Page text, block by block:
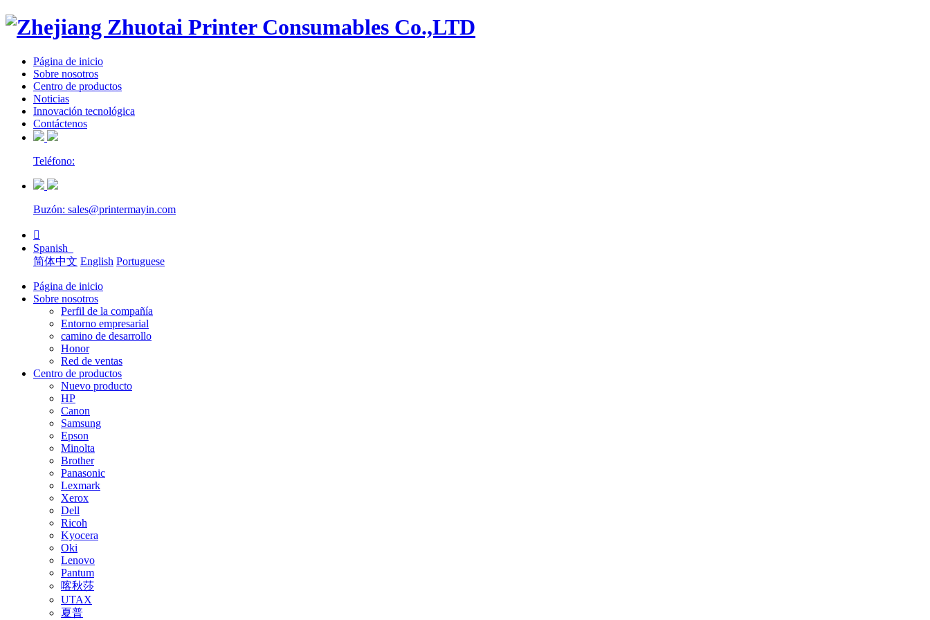
Página de inicio
Sobre nosotros
Centro de productos
Noticias
Innovación tecnológica
Contáctenos
Teléfono:
Buzón: sales@printermayin.com

Spanish
简体中文 English Portuguese
Página de inicio
Sobre nosotros
Perfil de la compañía
Entorno empresarial
camino de desarrollo
Honor
Red de ventas
Centro de productos
Nuevo producto
HP
Canon
Samsung
Epson
Minolta
Brother
Panasonic
Lexmark
Xerox
Dell
Ricoh
Kyocera
Oki
Lenovo
Pantum
喀秋莎
UTAX
夏普